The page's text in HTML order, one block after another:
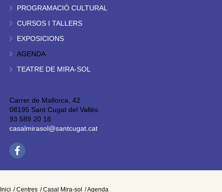
PROGRAMACIÓ CULTURAL
CURSOS I TALLERS
EXPOSICIONS
AGENDA
TEATRE DE MIRA-SOL
Carrer de Mallorca, 42
08195 Sant Cugat del Vallès
93 589 20 18
casalmirasol@santcugat.cat
Inici Centres Casal Mira-sol Agenda